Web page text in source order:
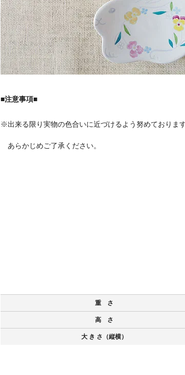
■注意事項■
※出来る限り実物の色合いに近づけるよう努めておりま
あらかじめご了承ください。
重 さ
高 さ
大 き さ（縦横）